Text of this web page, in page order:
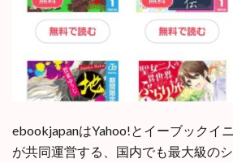
ebookjapanはYahoo!とイーブックイ
が共同運営する、国内でも最大級の